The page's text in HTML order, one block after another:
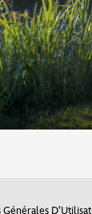
Générales